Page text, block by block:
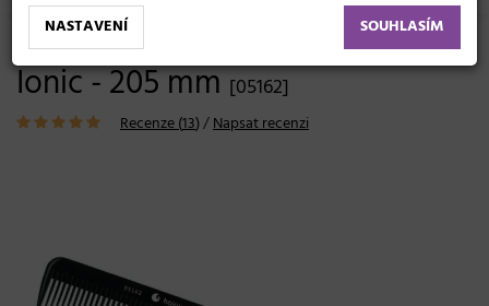
Hřeben na stříhání vlasů Hairway
Ionic - 205 mm [05162]
Recenze (13)/Napsat recenzi
NASTAVENÍ SOUHLASÍM